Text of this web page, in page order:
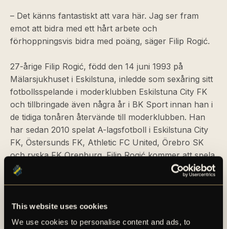
This website uses cookies
We use cookies to personalise content and ads, to
– Det känns fantastiskt att vara här. Jag ser fram
emot att bidra med ett hårt arbete och
förhoppningsvis bidra med poäng, säger Filip Rogić.
27-årige Filip Rogić, född den 14 juni 1993 på
Mälarsjukhuset i Eskilstuna, inledde som sexåring sitt
fotbollsspelande i moderklubben Eskilstuna City FK
och tillbringade även några år i BK Sport innan han i
de tidiga tonåren återvände till moderklubben. Han
har sedan 2010 spelat A-lagsfotboll i Eskilstuna City
FK, Östersunds FK, Athletic FC United, Örebro SK
och ryska FK Orenburg. FilipRogićkommer att spela
i tröja nummer 22 i AIK.
bifogade materialet i detta pressmeddelande.